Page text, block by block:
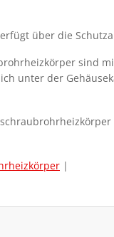
über die
sind
unter der
|